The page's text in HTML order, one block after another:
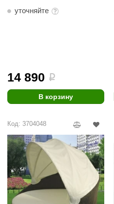
уточняйте
14 890 i
В корзину
Код: 3704048